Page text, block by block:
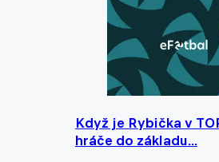
Když je Rybička v
hráče do základu...